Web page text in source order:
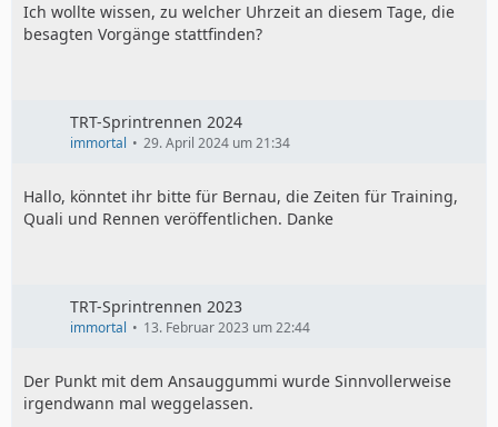
Ich wollte wissen, zu welcher Uhrzeit an diesem Tage, die
besagten Vorgänge stattfinden?
TRT-Sprintrennen 2024
immortal 29. April 2024 um 21:34
Hallo, könntet ihr bitte für Bernau, die Zeiten für Training,
Quali und Rennen veröffentlichen. Danke
TRT-Sprintrennen 2023
immortal 13. Februar 2023 um 22:44
Der Punkt mit dem Ansauggummi wurde Sinnvollerweise
irgendwann mal weggelassen.